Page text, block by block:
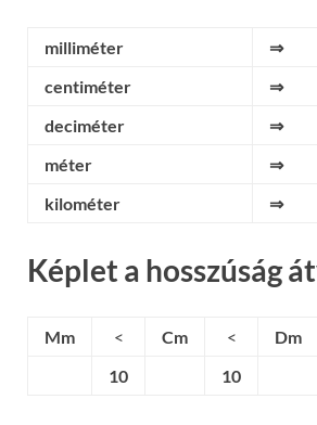
milliméter ⇒
centiméter
⇒
deciméter
⇒
méter
⇒
kilométer
⇒
Képlet a hosszúság
Mm < Cm < Dm
10
10